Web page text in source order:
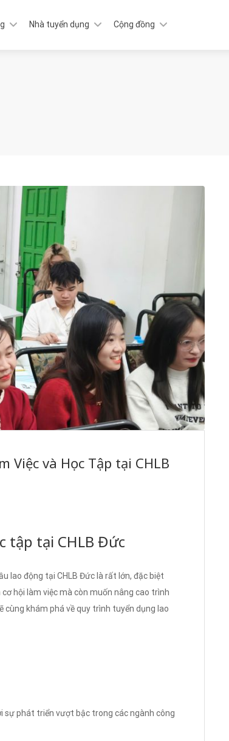
Nhà tuyển dụng Cộng đồng
Việc và Học Tập tại CHLB
tập tại CHLB Đức
lao động tại CHLB Đức là rất lớn, đặc biệt
hội làm việc mà còn muốn nâng cao trình
cùng khám phá về quy trình tuyển dụng lao
sự phát triển vượt bậc trong các ngành công